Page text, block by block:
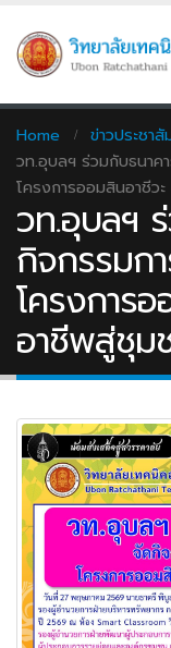
Home
ข่าวประชา
วท.อุบลฯ ร่วมกับธนาค
โครงการออมสินอาชีว
วท.อุบลฯ
กิจกรรมก
โครงการ
อาชีพสู่ชุม